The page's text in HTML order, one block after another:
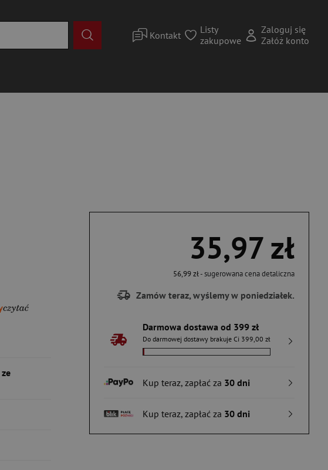
Kontakt
Listy
zakupowe
Zaloguj się
Załóż konto
35,97 zł
56,99 zł- sugerowana cena detaliczna
Zamów teraz, wyślemy w poniedziałek.
Darmowa dostawa od 399 zł
Do darmowej dostawy brakuje Ci 399,00 zł
Kup teraz, zapłać za 30 dni
Kup teraz, zapłać za 30 dni